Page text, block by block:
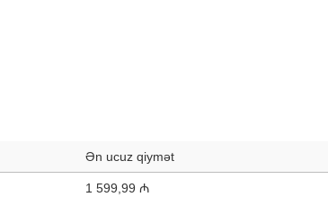
Ən ucuz qiymət
1 599,99 ₼